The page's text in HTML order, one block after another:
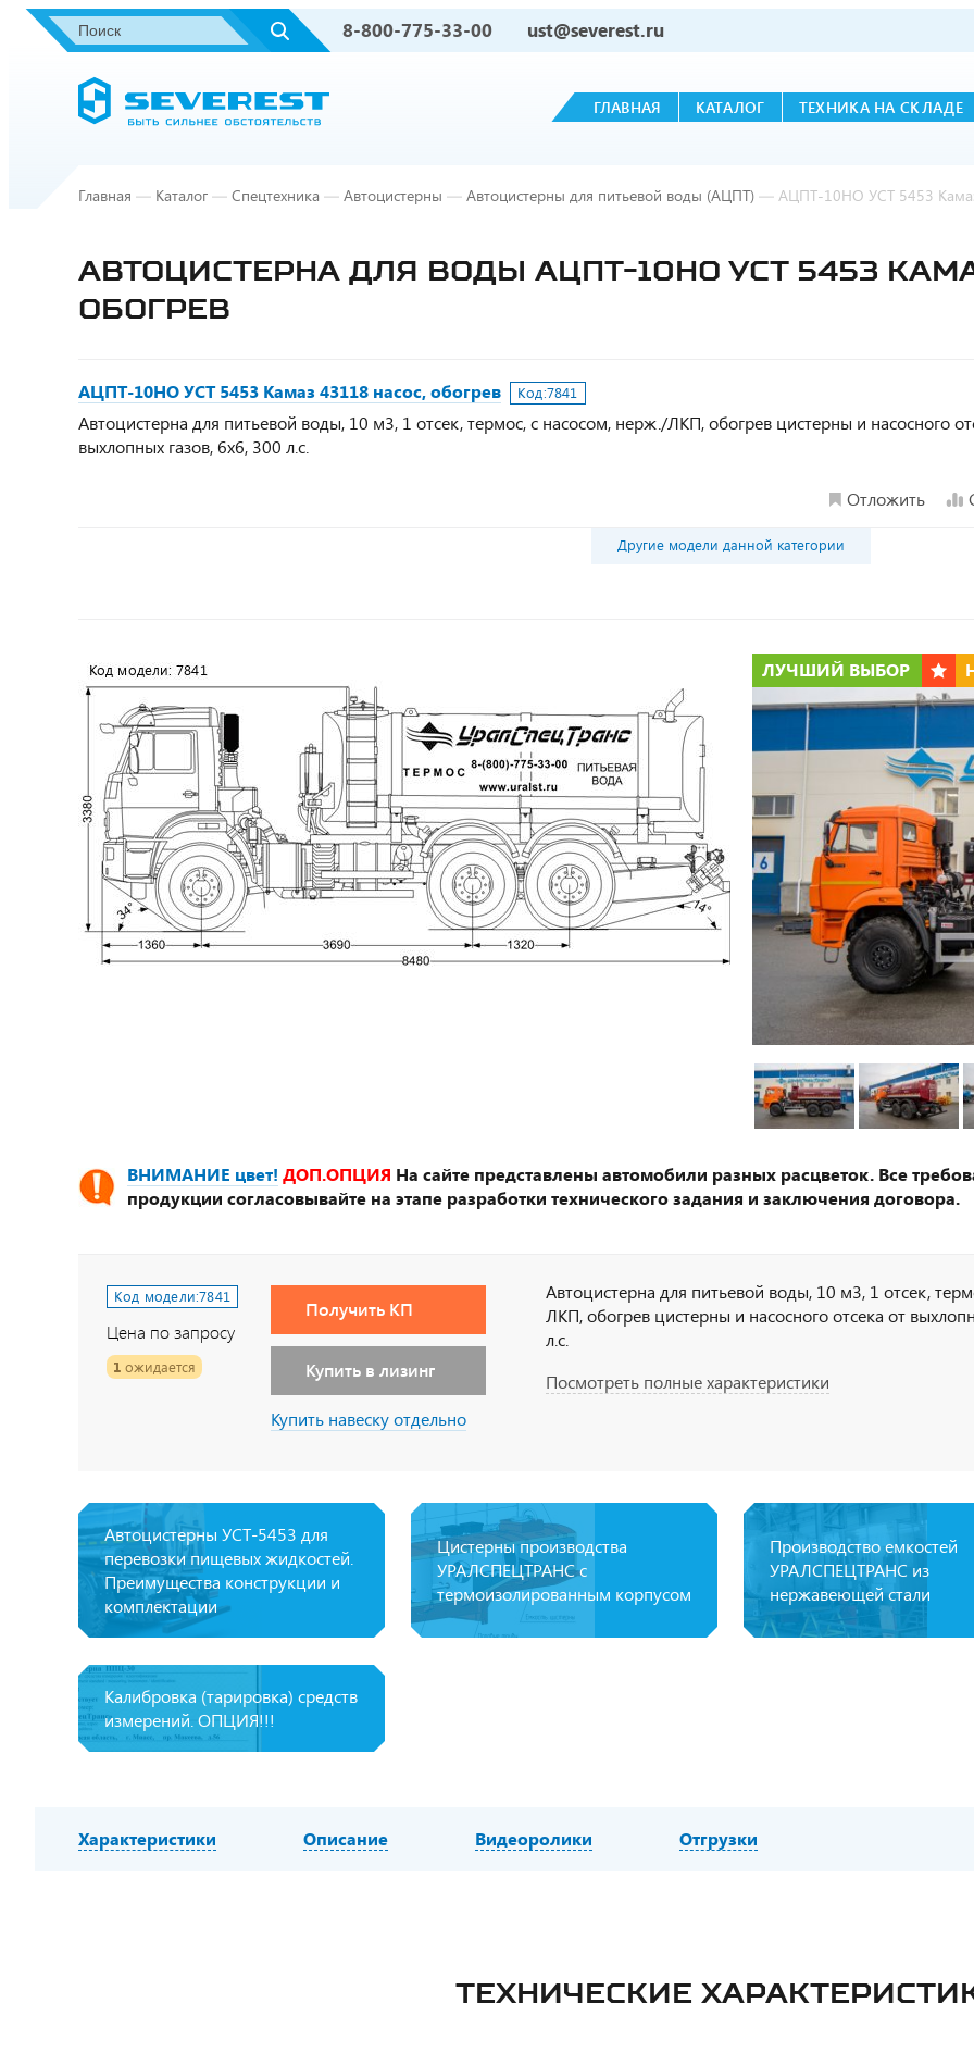
8-800-775-33-00 ust@severest.ru
ГЛАВНАЯ КАТАЛОГ ТЕХНИКА НА СКЛАДЕ
Главная — Каталог — Спецтехника — Автоцистерны — Автоцистерны для питьевой воды (АЦПТ) — АЦПТ-10НО УСТ 5453
АВТОЦИСТЕРНА ДЛЯ ВОДЫ АЦПТ-10НО УСТ 5453
ОБОГРЕВ
АЦПТ-10НО УСТ 5453 Камаз 43118 насос, обогрев Код:7841
Автоцистерна для питьевой воды, 10 м3, 1 отсек, термос, с насосом, нерж./ЛКП, обогрев цистерны и насосного
выхлопных газов, 6х6, 300 л.с.
Отложить
Другие модели данной категории
ЛУЧШИЙ ВЫБОР *
ВНИМАНИЕ цвет! ДОП.ОПЦИЯ На сайте представлены автомобили разных расцветок. Все
продукции согласовывайте на этапе разработки технического задания и заключения договора.
Код модели:7841
Цена по запросу
1 ожидается
Получить КП
Купить в лизинг
Купить навеску отдельно
Автоцистерна для питьевой воды, 10 м3, 1 отсек,
ЛКП, обогрев цистерны и насосного отсека от
л.с.
Посмотреть полные характеристики
Автоцистерны УСТ-5453 для
перевозки пищевых жидкостей.
Преимущества конструкции и
комплектации
Цистерны производства
УРАЛСПЕЦТРАНС с
термоизолированным корпусом
Производство емкостей
УРАЛСПЕЦТРАНС из
нержавеющей стали
Калибровка (тарировка) средств
измерений. ОПЦИЯ!!!
Характеристики Описание Видеоролики Отгрузки
ТЕХНИЧЕСКИЕ